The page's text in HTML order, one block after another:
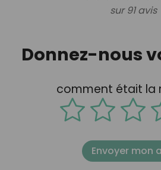
sur 91 avis
Donnez-nous
comment était la
Envoyer mon